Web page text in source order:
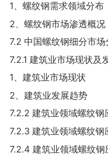
1、螺纹钢需求领域分布
2、螺纹钢市场渗透概况
7.2 中国螺纹钢细分市
7.2.1 建筑业市场现状及
1、建筑业市场现状
2、建筑业发展趋势
7.2.2 建筑业领域螺纹钢
7.2.3 建筑业领域螺纹钢
7.2.4 建筑业领域螺纹钢